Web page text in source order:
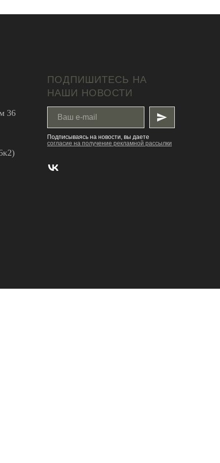
36
ПОДПИШИТЕСЬ НА
НАШИ НОВОСТИ
Подписываясь на новости, вы даете
согласие на получение рекламной рассылки